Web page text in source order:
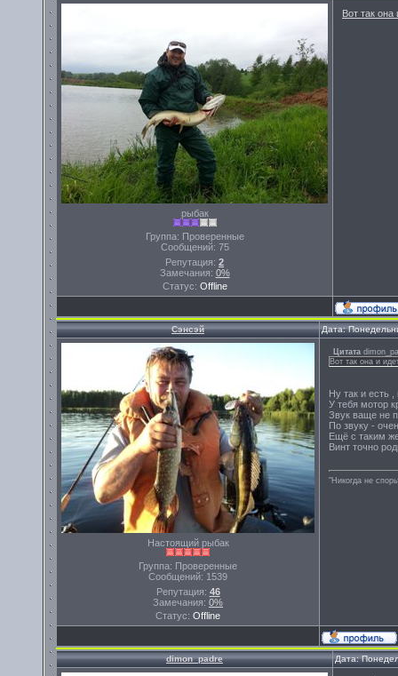
рыбак
Группа: Проверенные
Сообщений: 75
Репутация: 2
Замечания: 0%
Статус: Offline
Вот так она
Сэнсэй Дата:
Настоящий рыбак
Группа: Проверенные
Сообщений: 1539
Репутация: 46
Замечания: 0%
Статус: Offline
Цитата
Вот так она и
Ну так и есть ,
У тебя мотор
Звук ваще не
По звуку -
Ещё с таким
Винт точно
"Никогда не
dimon_padre Дата: